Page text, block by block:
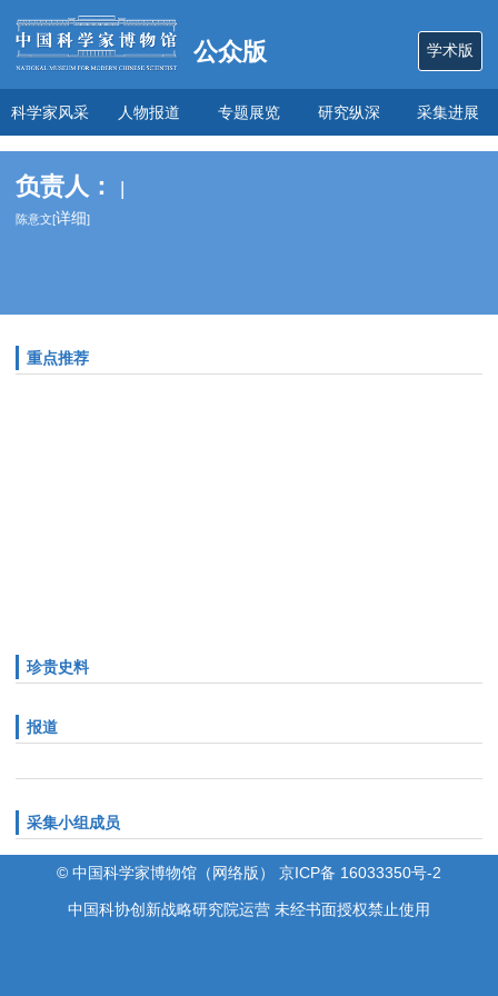
公众版 学术版
科学家风采 人物报道 专题展览 研究纵深 采集进展
负责人： |
陈意文[详细]
重点推荐
珍贵史料
报道
采集小组成员
© 中国科学家博物馆（网络版） 京ICP备 16033350号-2
中国科协创新战略研究院运营 未经书面授权禁止使用